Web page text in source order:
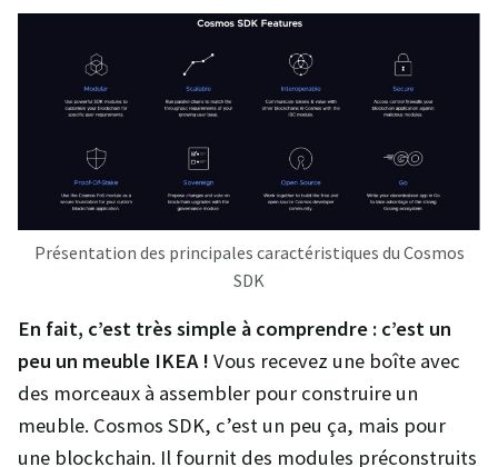
Présentation des principales caractéristiques du Cosmos
SDK
En fait, c’est très simple à comprendre : c’est un
peu un meuble IKEA ! Vous recevez une boîte avec
des morceaux à assembler pour construire un
meuble. Cosmos SDK, c’est un peu ça, mais pour
une blockchain. Il fournit des modules préconstruits